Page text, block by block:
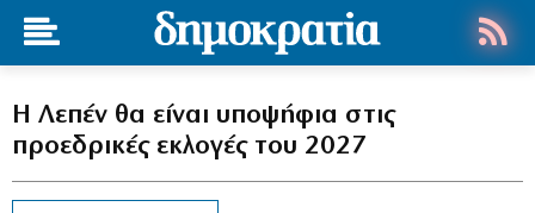
H Λεπέν θα είναι υποψήφια στις
προεδρικές εκλογές του 2027